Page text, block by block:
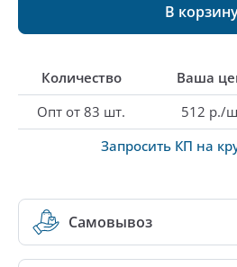
В
Количество Ваша
Опт от 83 шт.
512 р./
Запросить КП на
Самовывоз